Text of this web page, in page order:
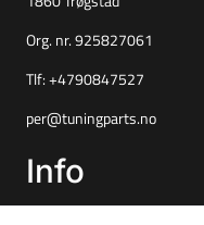
Org. nr. 925827061
Tlf: +4790847527
per@tuningparts.no
Info
Frakt og retur